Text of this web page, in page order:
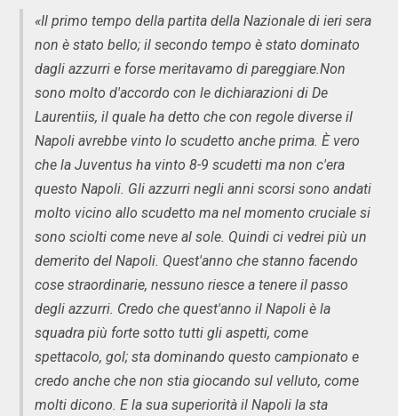
«Il primo tempo della partita della Nazionale di ieri sera
non è stato bello; il secondo tempo è stato dominato
dagli azzurri e forse meritavamo di pareggiare.Non
sono molto d'accordo con le dichiarazioni di De
Laurentiis, il quale ha detto che con regole diverse il
Napoli avrebbe vinto lo scudetto anche prima. È vero
che la Juventus ha vinto 8-9 scudetti ma non c'era
questo Napoli. Gli azzurri negli anni scorsi sono andati
molto vicino allo scudetto ma nel momento cruciale si
sono sciolti come neve al sole. Quindi ci vedrei più un
demerito del Napoli. Quest'anno che stanno facendo
cose straordinarie, nessuno riesce a tenere il passo
degli azzurri. Credo che quest'anno il Napoli è la
squadra più forte sotto tutti gli aspetti, come
spettacolo, gol; sta dominando questo campionato e
credo anche che non stia giocando sul velluto, come
molti dicono. E la sua superiorità il Napoli la sta